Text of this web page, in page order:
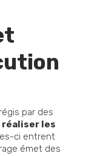
par des
réaliser les
ci entrent
émet des